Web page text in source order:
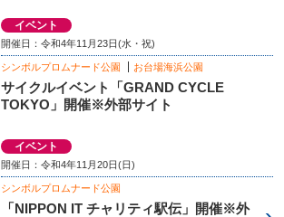
イベント
開催日：令和4年11月23日(水・祝)
シンボルプロムナード公園 お台場海浜公園
サイクルイベント「GRAND CYCLE
TOKYO」開催※外部サイト
イベント
開催日：令和4年11月20日(日)
シンボルプロムナード公園
「NIPPON IT チャリティ駅伝」開催※外